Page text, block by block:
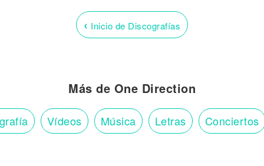
‹ Inicio de Discografías
Más de One Direction
Vídeos Música Letras Conciertos